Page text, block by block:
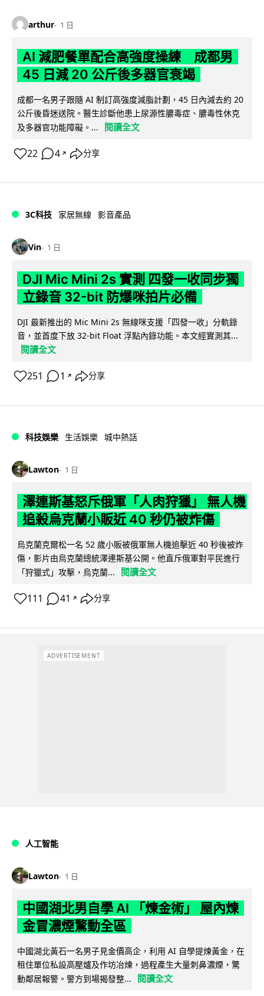
arthur 1 日
AI 減肥餐單配合高強度操練 成都男
45 日減 20 公斤後多器官衰竭
成都一名男子跟隨 AI 制訂高強度減脂計劃，45 日內減去約 20
公斤後昏迷送院。醫生診斷他患上尿源性膿毒症、膿毒性休克
及多器官功能障礙。...
閱讀全文
22 4 ↗ 分享
3C科技 家居無線 影音產品
Vin 1 日
DJI Mic Mini 2s 實測 四發一收同步獨
立錄音 32-bit 防爆咪拍片必備
DJI 最新推出的 Mic Mini 2s 無線咪支援「四發一收」分軌錄
音，並首度下放 32-bit Float 浮點內錄功能。本文經實測其...
閱讀全文
251 1 ↗ 分享
科技娛樂 生活娛樂 城中熱話
Lawton 1 日
澤連斯基怒斥俄軍「人肉狩獵」 無人機
追殺烏克蘭小販近 40 秒仍被炸傷
烏克蘭克爾松一名 52 歲小販被俄軍無人機追擊近 40 秒後被炸
傷，影片由烏克蘭總統澤連斯基公開。他直斥俄軍對平民進行
「狩獵式」攻擊，烏克蘭...
閱讀全文
111 41 ↗ 分享
ADVERTISEMENT
人工智能
Lawton 1 日
中國湖北男自學 AI 「煉金術」 屋內煉
金冒濃煙驚動全區
中國湖北黃石一名男子見金價高企，利用 AI 自學提煉黃金，在
租住單位私設高壓爐及作坊冶煉，過程產生大量刺鼻濃煙，驚
動鄰居報警。警方到場揭發整...
閱讀全文